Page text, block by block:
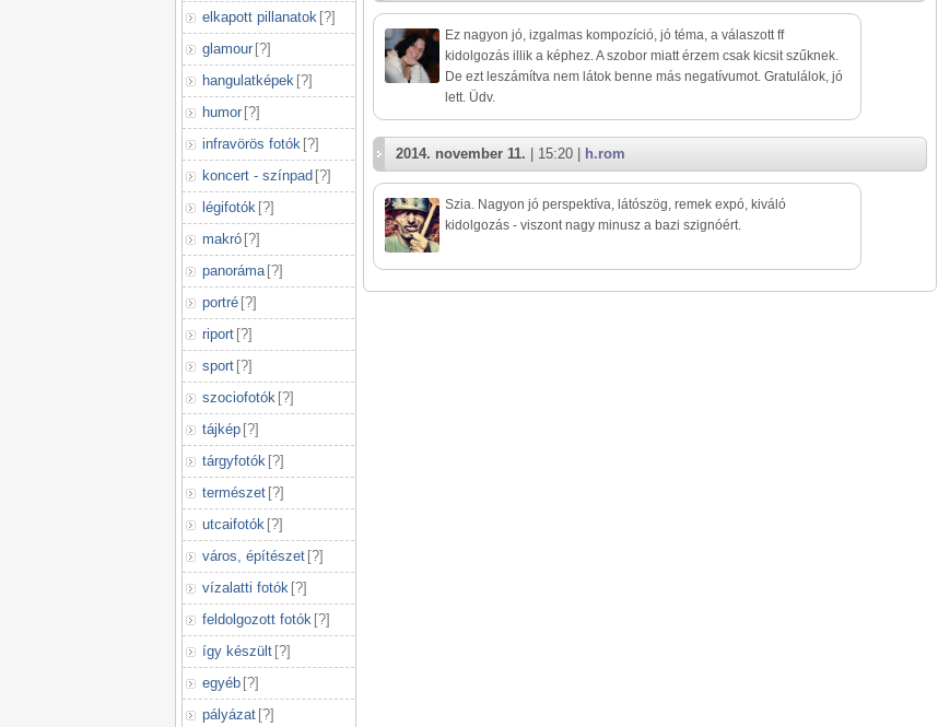
elkapott pillanatok [?]
glamour [?]
hangulatképek [?]
humor [?]
infravörös fotók [?]
koncert - színpad [?]
légifotók [?]
makró [?]
panoráma [?]
portré [?]
riport [?]
sport [?]
szociofotók [?]
tájkép [?]
tárgyfotók [?]
természet [?]
utcaifotók [?]
város, építészet [?]
vízalatti fotók [?]
feldolgozott fotók [?]
így készült [?]
egyéb [?]
pályázat [?]
Ez nagyon jó, izgalmas kompozíció, jó téma, a válaszott ff
kidolgozás illik a képhez. A szobor miatt érzem csak kicsit szűknek.
De ezt leszámítva nem látok benne más negatívumot. Gratulálok, jó
lett. Üdv.
2014. november 11. | 15:20 | h.rom
Szia. Nagyon jó perspektíva, látószög, remek expó, kiváló
kidolgozás - viszont nagy minusz a bazi szignóért.